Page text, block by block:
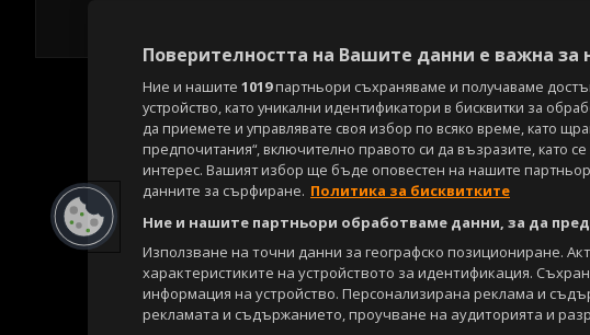
Поверителността на Вашите данни е важна за
Ние и нашите 1019партньори съхраняваме и получаваме
устройство, като уникални идентификатори в бисквитки за
да приемете и управлявате своя избор по всяко време, като
предпочитания“, включително правото си да възразите, като
интерес. Вашият избор ще бъде оповестен на нашите
данните за сърфиране. Политика за бисквитките
Ние и нашите партньори обработваме данни, за да
Използване на точни данни за географско позициониране.
характеристиките на устройството за идентификация.
информация на устройство. Персонализирана реклама и
рекламата и съдържанието, проучване на аудиторията и